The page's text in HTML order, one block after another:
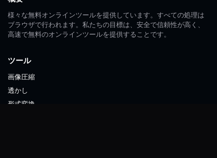
様々な無料オンラインツールを提供しています。すべての処理は
ブラウザで行われます。私たちの目標は、安全で信頼性が高く、
高速で無料のオンラインツールを提供することです。
ツール
画像圧縮
透かし
形式変換